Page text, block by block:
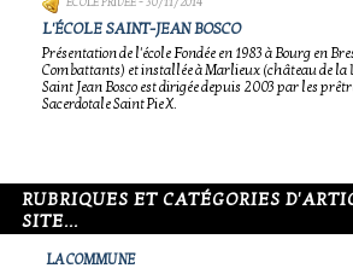
L'ÉCOLE SAINT-JEAN BOSCO
Présentation de l'école Fondée en 1983 à Bourg en
Combattants) et installée à Marlieux (château de la
Saint Jean Bosco est dirigée depuis 2003 par les
Sacerdotale Saint Pie X.
RUBRIQUES ET CATÉGORIES
SITE...
LA COMMUNE